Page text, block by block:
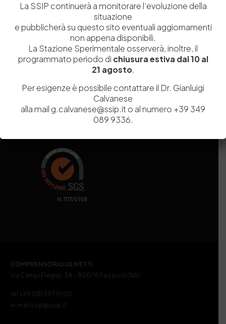
MIUR000290_EIRI
9.690.240,00
Pecstazionesperimentaleindustriapelli@legalmail.it
Via Campi Flegrei, 34 – 80078 Pozzuoli (NA) – Tel. +39
081 5979100
. N. IT17/0158
COMPRENSORIO OLIVETTI
Via Campi Flegrei, 34 – 80078 Pozzuoli (NA)
tel +39 081 597 91 00
e-mail ssip@ssip.it
La SSIP continuerà a monitorare l’evoluzione della
situazione
e pubblicherà su questo sito eventuali aggiornamenti
non appena disponibili.
La Stazione Sperimentale osserverà, inoltre, il
programmato periodo di chiusura estiva dal 10 al
21 agosto.
Per esigenze è possibile contattare il Dr. Gianluigi
Calvanese
alla mail g.calvanese@ssip.it o al numero +39 349
089 9336.